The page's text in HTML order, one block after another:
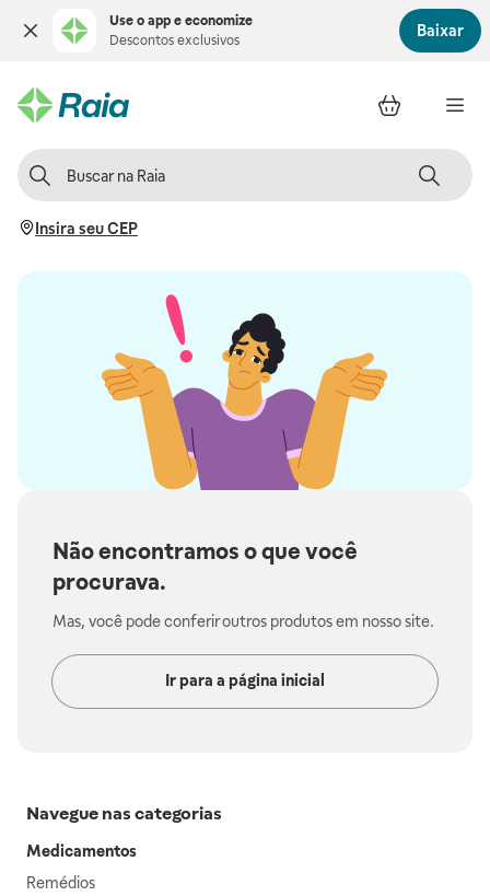
Use o app e economize
Descontos exclusivos
Baixar
Insira seu CEP
Não encontramos o que você
procurava.
Mas, você pode conferir outros produtos em nosso site.
Ir para a página inicial
Navegue nas categorias
Medicamentos
Remédios